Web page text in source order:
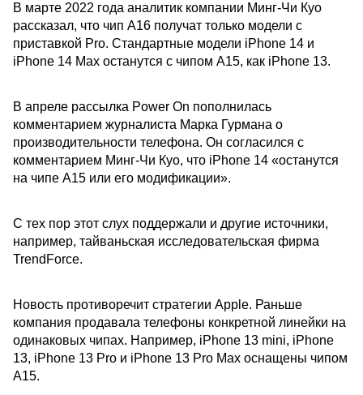
В марте 2022 года аналитик компании Минг-Чи Куо
рассказал, что чип A16 получат только модели с
приставкой Pro. Стандартные модели iPhone 14 и
iPhone 14 Max останутся с чипом A15, как iPhone 13.
В апреле рассылка Power On пополнилась
комментарием журналиста Марка Гурмана о
производительности телефона. Он согласился с
комментарием Минг-Чи Куо, что iPhone 14 «останутся
на чипе А15 или его модификации».
С тех пор этот слух поддержали и другие источники,
например, тайваньская исследовательская фирма
TrendForce.
Новость противоречит стратегии Apple. Раньше
компания продавала телефоны конкретной линейки на
одинаковых чипах. Например, iPhone 13 mini, iPhone
13, iPhone 13 Pro и iPhone 13 Pro Max оснащены чипом
A15.